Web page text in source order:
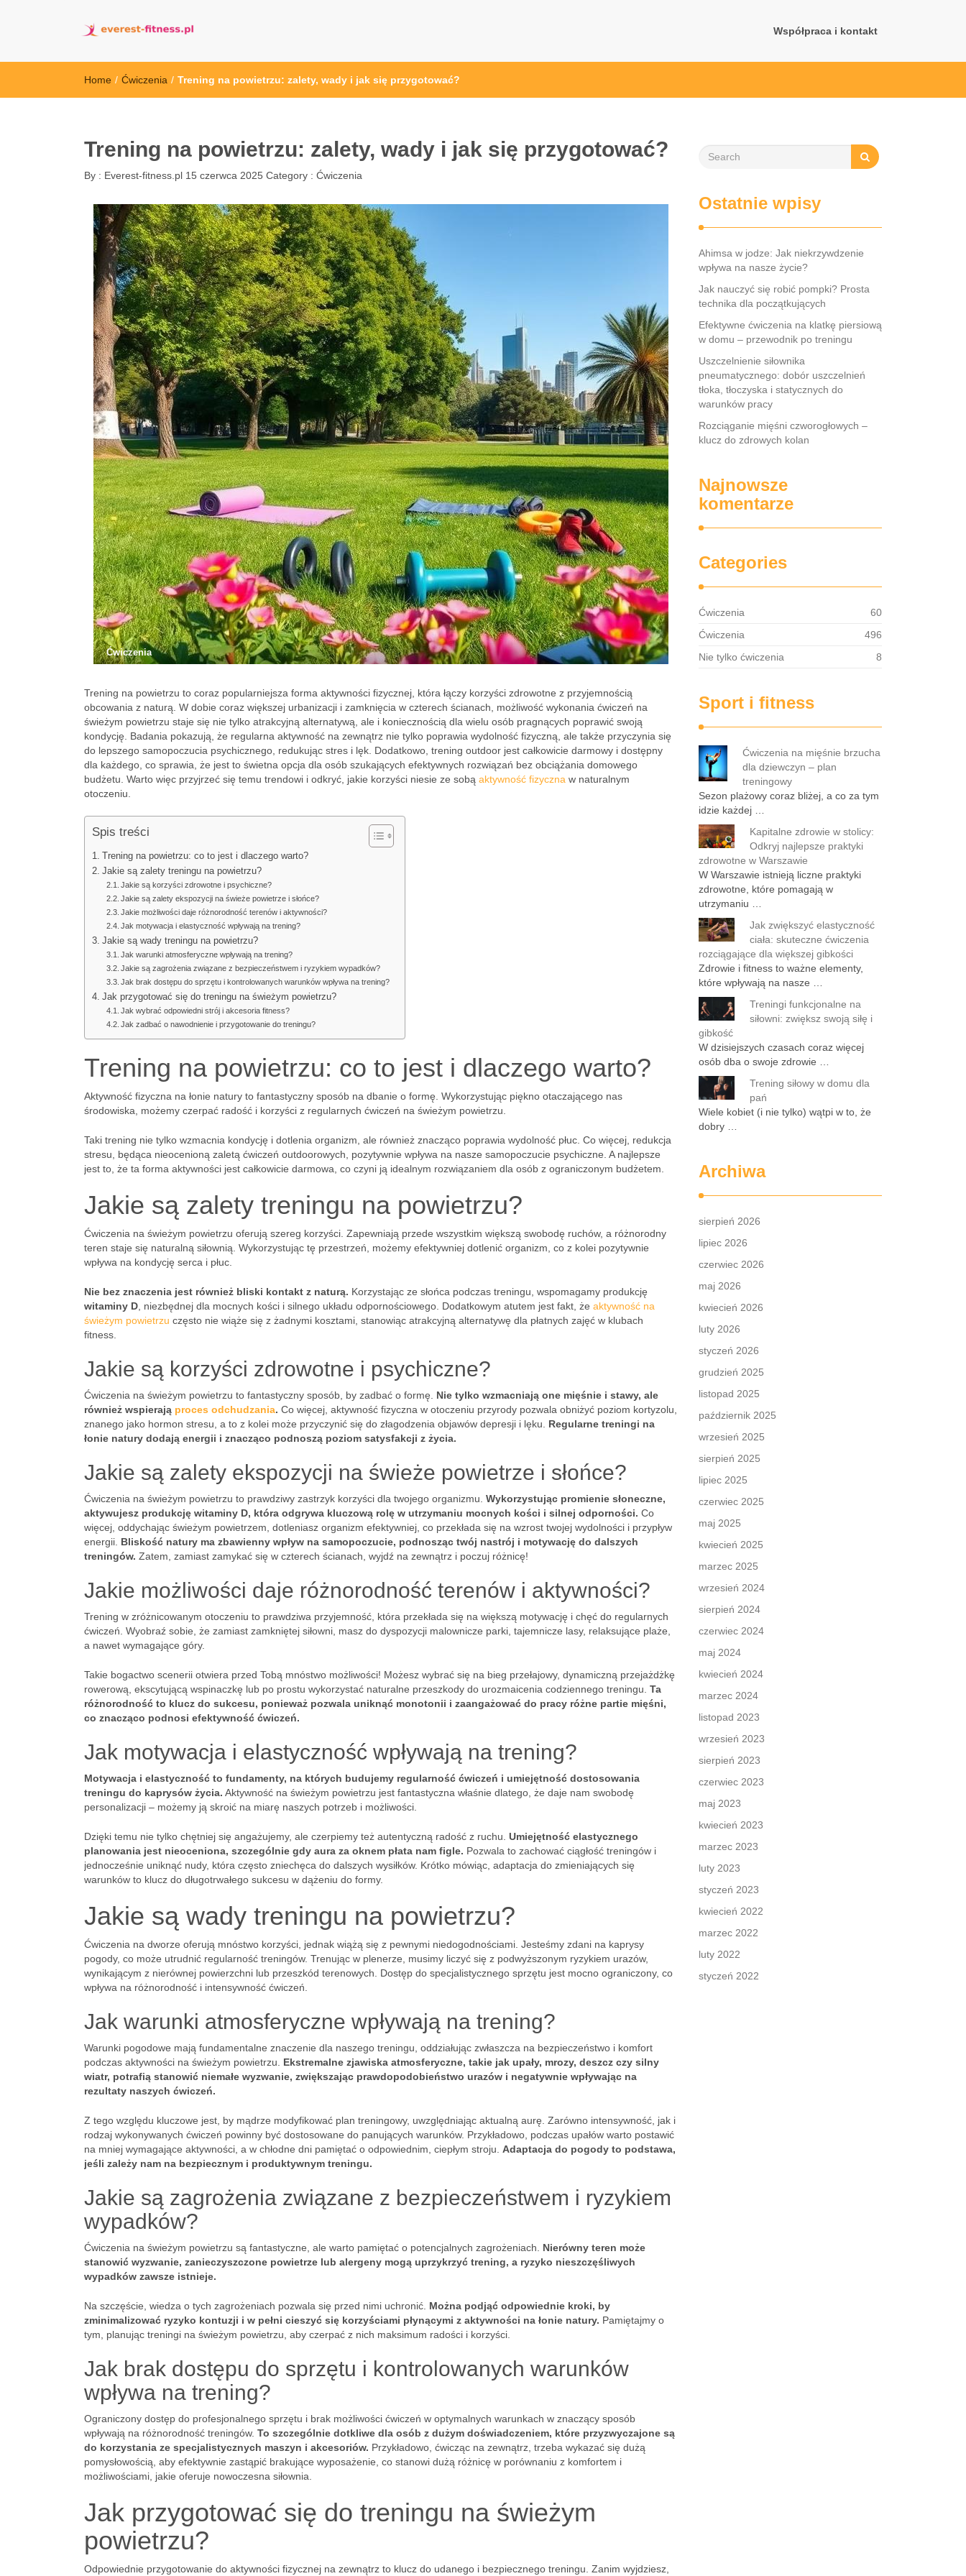
Współpraca i kontakt
Home / Ćwiczenia / Trening na powietrzu: zalety, wady i jak się przygotować?
Trening na powietrzu: zalety, wady i jak się przygotować?
By : Everest-fitness.pl 15 czerwca 2025 Category : Ćwiczenia
Ćwiczenia
Trening na powietrzu to coraz popularniejsza forma aktywności fizycznej, która łączy korzyści zdrowotne z przyjemnością
obcowania z naturą. W dobie coraz większej urbanizacji i zamknięcia w czterech ścianach, możliwość wykonania ćwiczeń na
świeżym powietrzu staje się nie tylko atrakcyjną alternatywą, ale i koniecznością dla wielu osób pragnących poprawić swoją
kondycję. Badania pokazują, że regularna aktywność na zewnątrz nie tylko poprawia wydolność fizyczną, ale także przyczynia się
do lepszego samopoczucia psychicznego, redukując stres i lęk. Dodatkowo, trening outdoor jest całkowicie darmowy i dostępny
dla każdego, co sprawia, że jest to świetna opcja dla osób szukających efektywnych rozwiązań bez obciążania domowego
budżetu. Warto więc przyjrzeć się temu trendowi i odkryć, jakie korzyści niesie ze sobą aktywność fizyczna w naturalnym
otoczeniu.
Spis treści
Trening na powietrzu: co to jest i dlaczego warto?
Jakie są zalety treningu na powietrzu?
Jakie są korzyści zdrowotne i psychiczne?
Jakie są zalety ekspozycji na świeże powietrze i słońce?
Jakie możliwości daje różnorodność terenów i aktywności?
Jak motywacja i elastyczność wpływają na trening?
Jakie są wady treningu na powietrzu?
Jak warunki atmosferyczne wpływają na trening?
Jakie są zagrożenia związane z bezpieczeństwem i ryzykiem wypadków?
Jak brak dostępu do sprzętu i kontrolowanych warunków wpływa na trening?
Jak przygotować się do treningu na świeżym powietrzu?
Jak wybrać odpowiedni strój i akcesoria fitness?
Jak zadbać o nawodnienie i przygotowanie do treningu?
Trening na powietrzu: co to jest i dlaczego warto?
Aktywność fizyczna na łonie natury to fantastyczny sposób na dbanie o formę. Wykorzystując piękno otaczającego nas
środowiska, możemy czerpać radość i korzyści z regularnych ćwiczeń na świeżym powietrzu.
Taki trening nie tylko wzmacnia kondycję i dotlenia organizm, ale również znacząco poprawia wydolność płuc. Co więcej, redukcja
stresu, będąca nieocenioną zaletą ćwiczeń outdoorowych, pozytywnie wpływa na nasze samopoczucie psychiczne. A najlepsze
jest to, że ta forma aktywności jest całkowicie darmowa, co czyni ją idealnym rozwiązaniem dla osób z ograniczonym budżetem.
Jakie są zalety treningu na powietrzu?
Ćwiczenia na świeżym powietrzu oferują szereg korzyści. Zapewniają przede wszystkim większą swobodę ruchów, a różnorodny
teren staje się naturalną siłownią. Wykorzystując tę przestrzeń, możemy efektywniej dotlenić organizm, co z kolei pozytywnie
wpływa na kondycję serca i płuc.
Nie bez znaczenia jest również bliski kontakt z naturą. Korzystając ze słońca podczas treningu, wspomagamy produkcję
witaminy D , niezbędnej dla mocnych kości i silnego układu odpornościowego. Dodatkowym atutem jest fakt, że aktywność na
świeżym powietrzu często nie wiąże się z żadnymi kosztami, stanowiąc atrakcyjną alternatywę dla płatnych zajęć w klubach
fitness.
Jakie są korzyści zdrowotne i psychiczne?
Ćwiczenia na świeżym powietrzu to fantastyczny sposób, by zadbać o formę. Nie tylko wzmacniają one mięśnie i stawy, ale
również wspierają proces odchudzania. Co więcej, aktywność fizyczna w otoczeniu przyrody pozwala obniżyć poziom kortyzolu,
znanego jako hormon stresu, a to z kolei może przyczynić się do złagodzenia objawów depresji i lęku. Regularne treningi na
łonie natury dodają energii i znacząco podnoszą poziom satysfakcji z życia.
Jakie są zalety ekspozycji na świeże powietrze i słońce?
Ćwiczenia na świeżym powietrzu to prawdziwy zastrzyk korzyści dla twojego organizmu. Wykorzystując promienie słoneczne,
aktywujesz produkcję witaminy D, która odgrywa kluczową rolę w utrzymaniu mocnych kości i silnej odporności. Co
więcej, oddychając świeżym powietrzem, dotleniasz organizm efektywniej, co przekłada się na wzrost twojej wydolności i przypływ
energii. Bliskość natury ma zbawienny wpływ na samopoczucie, podnosząc twój nastrój i motywację do dalszych
treningów. Zatem, zamiast zamykać się w czterech ścianach, wyjdź na zewnątrz i poczuj różnicę!
Jakie możliwości daje różnorodność terenów i aktywności?
Trening w zróżnicowanym otoczeniu to prawdziwa przyjemność, która przekłada się na większą motywację i chęć do regularnych
ćwiczeń. Wyobraź sobie, że zamiast zamkniętej siłowni, masz do dyspozycji malownicze parki, tajemnicze lasy, relaksujące plaże,
a nawet wymagające góry.
Takie bogactwo scenerii otwiera przed Tobą mnóstwo możliwości! Możesz wybrać się na bieg przełajowy, dynamiczną przejażdżkę
rowerową, ekscytującą wspinaczkę lub po prostu wykorzystać naturalne przeszkody do urozmaicenia codziennego treningu. Ta
różnorodność to klucz do sukcesu, ponieważ pozwala uniknąć monotonii i zaangażować do pracy różne partie mięśni,
co znacząco podnosi efektywność ćwiczeń.
Jak motywacja i elastyczność wpływają na trening?
Motywacja i elastyczność to fundamenty, na których budujemy regularność ćwiczeń i umiejętność dostosowania
treningu do kaprysów życia. Aktywność na świeżym powietrzu jest fantastyczna właśnie dlatego, że daje nam swobodę
personalizacji – możemy ją skroić na miarę naszych potrzeb i możliwości.
Dzięki temu nie tylko chętniej się angażujemy, ale czerpiemy też autentyczną radość z ruchu. Umiejętność elastycznego
planowania jest nieoceniona, szczególnie gdy aura za oknem płata nam figle. Pozwala to zachować ciągłość treningów i
jednocześnie uniknąć nudy, która często zniechęca do dalszych wysiłków. Krótko mówiąc, adaptacja do zmieniających się
warunków to klucz do długotrwałego sukcesu w dążeniu do formy.
Jakie są wady treningu na powietrzu?
Ćwiczenia na dworze oferują mnóstwo korzyści, jednak wiążą się z pewnymi niedogodnościami. Jesteśmy zdani na kaprysy
pogody, co może utrudnić regularność treningów. Trenując w plenerze, musimy liczyć się z podwyższonym ryzykiem urazów,
wynikającym z nierównej powierzchni lub przeszkód terenowych. Dostęp do specjalistycznego sprzętu jest mocno ograniczony, co
wpływa na różnorodność i intensywność ćwiczeń.
Jak warunki atmosferyczne wpływają na trening?
Warunki pogodowe mają fundamentalne znaczenie dla naszego treningu, oddziałując zwłaszcza na bezpieczeństwo i komfort
podczas aktywności na świeżym powietrzu. Ekstremalne zjawiska atmosferyczne, takie jak upały, mrozy, deszcz czy silny
wiatr, potrafią stanowić niemałe wyzwanie, zwiększając prawdopodobieństwo urazów i negatywnie wpływając na
rezultaty naszych ćwiczeń.
Z tego względu kluczowe jest, by mądrze modyfikować plan treningowy, uwzględniając aktualną aurę. Zarówno intensywność, jak i
rodzaj wykonywanych ćwiczeń powinny być dostosowane do panujących warunków. Przykładowo, podczas upałów warto postawić
na mniej wymagające aktywności, a w chłodne dni pamiętać o odpowiednim, ciepłym stroju. Adaptacja do pogody to podstawa,
jeśli zależy nam na bezpiecznym i produktywnym treningu.
Jakie są zagrożenia związane z bezpieczeństwem i ryzykiem
wypadków?
Ćwiczenia na świeżym powietrzu są fantastyczne, ale warto pamiętać o potencjalnych zagrożeniach. Nierówny teren może
stanowić wyzwanie, zanieczyszczone powietrze lub alergeny mogą uprzykrzyć trening, a ryzyko nieszczęśliwych
wypadków zawsze istnieje.
Na szczęście, wiedza o tych zagrożeniach pozwala się przed nimi uchronić. Można podjąć odpowiednie kroki, by
zminimalizować ryzyko kontuzji i w pełni cieszyć się korzyściami płynącymi z aktywności na łonie natury. Pamiętajmy o
tym, planując treningi na świeżym powietrzu, aby czerpać z nich maksimum radości i korzyści.
Jak brak dostępu do sprzętu i kontrolowanych warunków
wpływa na trening?
Ograniczony dostęp do profesjonalnego sprzętu i brak możliwości ćwiczeń w optymalnych warunkach w znaczący sposób
wpływają na różnorodność treningów. To szczególnie dotkliwe dla osób z dużym doświadczeniem, które przyzwyczajone są
do korzystania ze specjalistycznych maszyn i akcesoriów. Przykładowo, ćwicząc na zewnątrz, trzeba wykazać się dużą
pomysłowością, aby efektywnie zastąpić brakujące wyposażenie, co stanowi dużą różnicę w porównaniu z komfortem i
możliwościami, jakie oferuje nowoczesna siłownia.
Jak przygotować się do treningu na świeżym
powietrzu?
Odpowiednie przygotowanie do aktywności fizycznej na zewnątrz to klucz do udanego i bezpiecznego treningu. Zanim wyjdziesz,
Ostatnie wpisy
Ahimsa w jodze: Jak niekrzywdzenie
wpływa na nasze życie?
Jak nauczyć się robić pompki? Prosta
technika dla początkujących
Efektywne ćwiczenia na klatkę piersiową
w domu – przewodnik po treningu
Uszczelnienie siłownika
pneumatycznego: dobór uszczelnień
tłoka, tłoczyska i statycznych do
warunków pracy
Rozciąganie mięśni czworogłowych –
klucz do zdrowych kolan
Najnowsze
komentarze
Categories
Ćwiczenia
60
Ćwiczenia
496
Nie tylko ćwiczenia
8
Sport i fitness
Ćwiczenia na mięśnie brzucha
dla dziewczyn – plan
treningowy
Sezon plażowy coraz bliżej, a co za tym
idzie każdej …
Kapitalne zdrowie w stolicy:
Odkryj najlepsze praktyki
zdrowotne w Warszawie
W Warszawie istnieją liczne praktyki
zdrowotne, które pomagają w
utrzymaniu …
Jak zwiększyć elastyczność
ciała: skuteczne ćwiczenia
rozciągające dla większej gibkości
Zdrowie i fitness to ważne elementy,
które wpływają na nasze …
Treningi funkcjonalne na
siłowni: zwiększ swoją siłę i
gibkość
W dzisiejszych czasach coraz więcej
osób dba o swoje zdrowie …
Trening siłowy w domu dla
pań
Wiele kobiet (i nie tylko) wątpi w to, że
dobry …
Archiwa
sierpień 2026
lipiec 2026
czerwiec 2026
maj 2026
kwiecień 2026
luty 2026
styczeń 2026
grudzień 2025
listopad 2025
październik 2025
wrzesień 2025
sierpień 2025
lipiec 2025
czerwiec 2025
maj 2025
kwiecień 2025
marzec 2025
wrzesień 2024
sierpień 2024
czerwiec 2024
maj 2024
kwiecień 2024
marzec 2024
listopad 2023
wrzesień 2023
sierpień 2023
czerwiec 2023
maj 2023
kwiecień 2023
marzec 2023
luty 2023
styczeń 2023
kwiecień 2022
marzec 2022
luty 2022
styczeń 2022